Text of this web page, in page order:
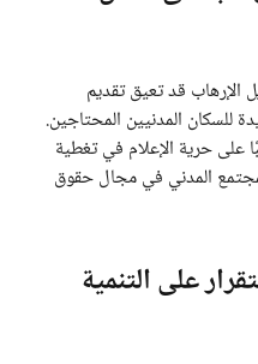
قد تعيق تقديم
للسكان المدنيين المحتاجين.
على حرية الإعلام في تغطية
المدني في مجال حقوق
على التنمية